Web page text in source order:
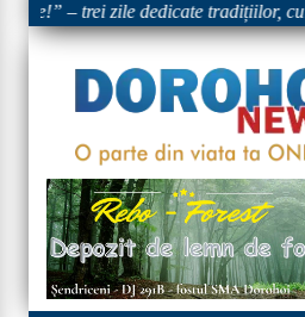
– trei zile dedicate tradițiilor,